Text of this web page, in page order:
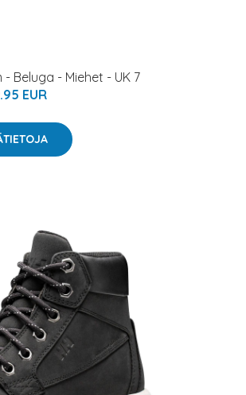
Beluga - Miehet - UK 7
EUR